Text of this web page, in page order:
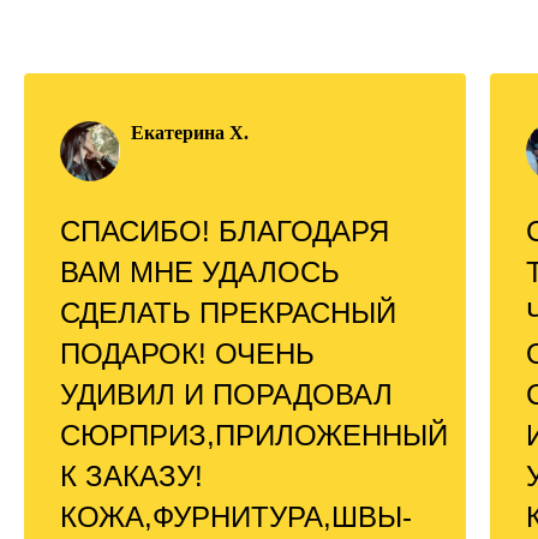
Екатерина Х.
СПАСИБО! БЛАГОДАРЯ
ВАМ МНЕ УДАЛОСЬ
СДЕЛАТЬ ПРЕКРАСНЫЙ
ПОДАРОК! ОЧЕНЬ
УДИВИЛ И ПОРАДОВАЛ
СЮРПРИЗ,ПРИЛОЖЕННЫЙ
К ЗАКАЗУ!
КОЖА,ФУРНИТУРА,ШВЫ-